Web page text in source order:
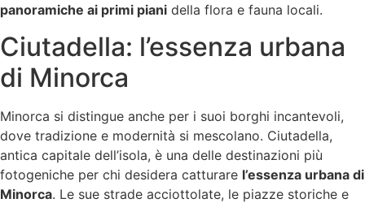
panoramiche ai primi piani della flora e fauna locali.
Ciutadella: l’essenza urbana
di Minorca
Minorca si distingue anche per i suoi borghi incantevoli,
dove tradizione e modernità si mescolano. Ciutadella,
antica capitale dell’isola, è una delle destinazioni più
fotogeniche per chi desidera catturare l’essenza urbana di
Minorca. Le sue strade acciottolate, le piazze storiche e